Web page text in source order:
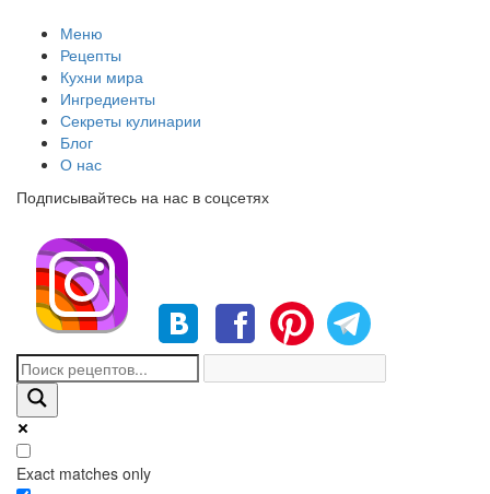
Меню
Рецепты
Кухни мира
Ингредиенты
Секреты кулинарии
Блог
О нас
Подписывайтесь на нас в соцсетях
Exact matches only